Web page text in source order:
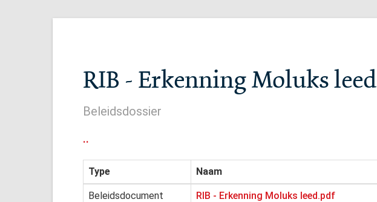
RIB - Erkenning Moluks leed
Beleidsdossier
..
Type Naam
Beleidsdocument RIB - Erkenning Moluks leed.pdf